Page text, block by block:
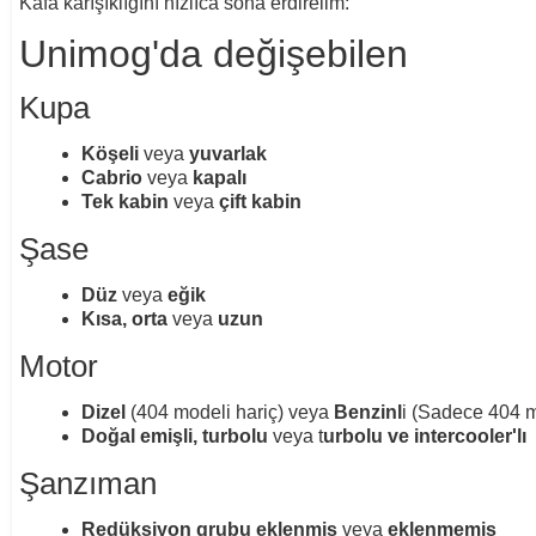
Unimog'da değişebilen
Kupa
Köşeliveya yuvarlak
Cabrio veyakapalı
Tek kabin veyaçift kabin
Şase
Düzveya eğik
Kısa, orta veya uzun
Motor
Dizel (404 modeli hariç) veya Benzinl i (Sadece 404
Doğal emişli, turbolu veya turbolu ve intercooler'lı
Şanzıman
Redüksiyon grubu eklenmişveya eklenmemiş